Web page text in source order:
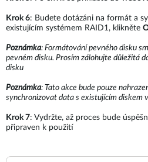
Krok 6: Budete dotázáni na formát a
existujícím systémem RAID1, klikněte
Poznámka: Formátování pevného disku
pevném disku. Prosím zálohujte důležitá
disku
Poznámka: Tato akce bude pouze
synchronizovat data s existujícím diskem
Krok 7: Vydržte, až proces bude
připraven k použití